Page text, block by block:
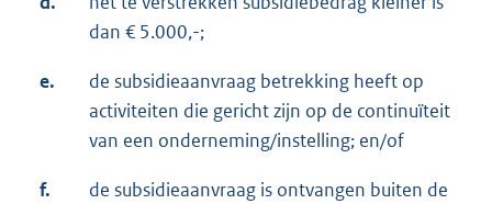
dan € 5.000,-;
e.
de subsidieaanvraag betrekking heeft op
activiteiten die gericht zijn op de continuïteit
van een onderneming/instelling; en/of
f.
de subsidieaanvraag is ontvangen buiten de